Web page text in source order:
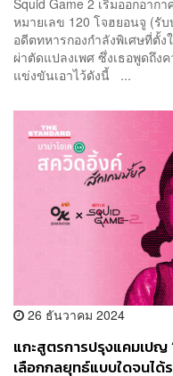
Squid Game 2 เริ่มออกอาก
หมายเลข 120 โจฮยอนจู (รั
อดีตทหารกองกำลังพิเศษที่ตั้
ผ่าตัดแปลงเพศ ซึ่งเธอพูดถึง
แข่งขันเอาไว้ดังนี้ ...
26 ธันวาคม 2024
แกะสูตรการปรุงแคมเปญ
เลือกกลยุทธ์แบบใดจนไ